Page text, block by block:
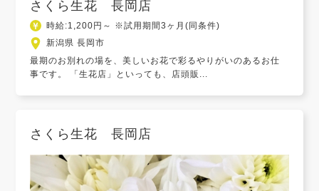
さくら生花 長岡店
時給:1,200円～ ※試用期間3ヶ月(同条件)
新潟県 長岡市
最期のお別れの場を、美しいお花で彩るやりがいのあるお仕
事です。 「生花店」といっても、店頭販...
さくら生花 長岡店